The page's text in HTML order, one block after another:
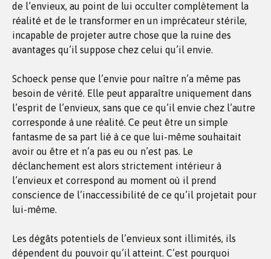
de l’envieux, au point de lui occulter complètement la
réalité et de le transformer en un imprécateur stérile,
incapable de projeter autre chose que la ruine des
avantages qu’il suppose chez celui qu’il envie.
Schoeck pense que l’envie pour naître n’a même pas
besoin de vérité. Elle peut apparaître uniquement dans
l’esprit de l’envieux, sans que ce qu’il envie chez l’autre
corresponde à une réalité. Ce peut être un simple
fantasme de sa part lié à ce que lui-même souhaitait
avoir ou être et n’a pas eu ou n’est pas. Le
déclanchement est alors strictement intérieur à
l’envieux et correspond au moment où il prend
conscience de l’inaccessibilité de ce qu’il projetait pour
lui-même.
Les dégâts potentiels de l’envieux sont illimités, ils
dépendent du pouvoir qu’il atteint. C’est pourquoi